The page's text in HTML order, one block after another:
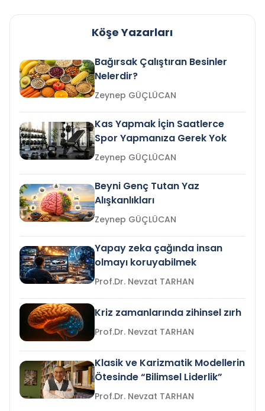
Köşe Yazarları
Bağırsak Çalıştıran Besinler
Nelerdir?
Zeynep GÜÇLÜCAN
Kas Yapmak İçin Saatlerce
Spor Yapmanıza Gerek Yok
Zeynep GÜÇLÜCAN
Beyni Genç Tutan Yaz
Alışkanlıkları
Zeynep GÜÇLÜCAN
Yapay zeka çağında insan
olmayı koruyabilmek
Prof.Dr. Nevzat TARHAN
Kriz zamanlarında zihinsel zırh
Prof.Dr. Nevzat TARHAN
Klasik ve Karizmatik Modellerin
Ötesinde “Bilimsel Liderlik”
Prof.Dr. Nevzat TARHAN